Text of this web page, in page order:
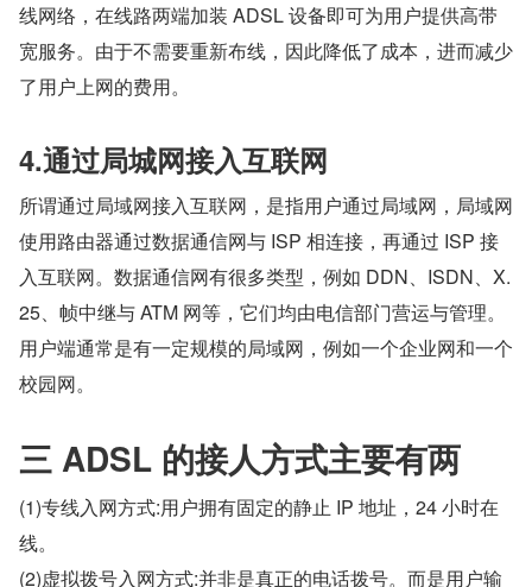
线网络，在线路两端加装 ADSL 设备即可为用户提供高带
宽服务。由于不需要重新布线，因此降低了成本，进而减少
了用户上网的费用。
4.通过局城网接入互联网
所谓通过局域网接入互联网，是指用户通过局域网，局域网
使用路由器通过数据通信网与 ISP 相连接，再通过 ISP 接
入互联网。数据通信网有很多类型，例如 DDN、ISDN、X.
25、帧中继与 ATM 网等，它们均由电信部门营运与管理。
用户端通常是有一定规模的局域网，例如一个企业网和一个
校园网。
三 ADSL 的接人方式主要有两
(1)专线入网方式:用户拥有固定的静止 IP 地址，24 小时在
线。
(2)虚拟拨号入网方式:并非是真正的电话拨号。而是用户输